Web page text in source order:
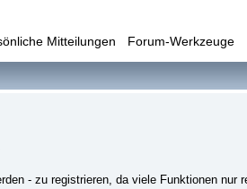
Mitteilungen Forum-Werkzeuge
- zu registrieren, da viele Funktionen